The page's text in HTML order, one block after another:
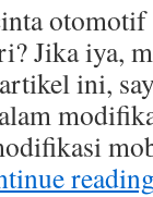
Jika iya,
ini,